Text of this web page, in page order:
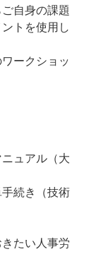
自身の課題
トを使用し
ークショッ
ュアル（大
続き（技術
たい人事労